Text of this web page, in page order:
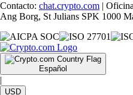
Contacto: chat.crypto.com |
Ang Borg, St Julians SPK 1000
Español
|
USD